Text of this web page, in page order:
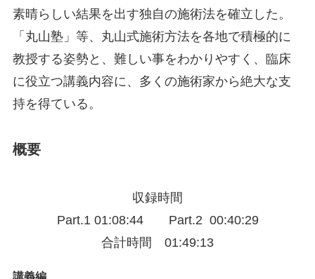
素晴らしい結果を出す独自の施術法を確立した。
「丸山塾」等、丸山式施術方法を各地で積極的に
教授する姿勢と、 難しい事をわかりやすく、臨床
に役立つ講義内容に、 多くの施術家から絶大な支
持を得ている。
概要
収録時間
Part.1 01:08:44 Part.2 00:40:29
合計時間 01:49:13
講義編